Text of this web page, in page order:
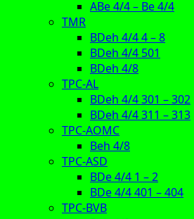
ABe 4/4 – Be 4/4
TMR
BDeh 4/4 4 – 8
BDeh 4/4 501
BDeh 4/8
TPC-AL
BDeh 4/4 301 – 302
BDeh 4/4 311 – 313
TPC-AOMC
Beh 4/8
TPC-ASD
BDe 4/4 1 – 2
BDe 4/4 401 – 404
TPC-BVB